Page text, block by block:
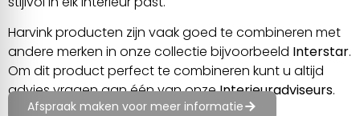
Harvink producten zijn vaak goed te combineren met
andere merken in onze collectie bijvoorbeeld Interstar.
Om dit product perfect te combineren kunt u altijd
advies vragen aan één van onzeInterieuradviseurs.
Afspraak maken voor meer informatie